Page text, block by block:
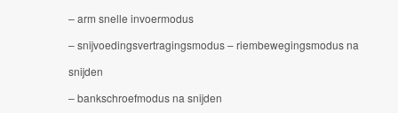
– arm snelle invoermodus
–snijvoedingsvertragingsmodus– riembewegingsmodus na
snijden
– bankschroefmodus na snijden